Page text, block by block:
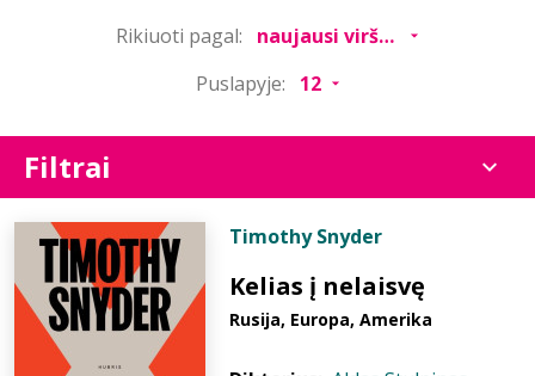
Rikiuoti pagal:
Puslapyje:
Filtrai
Timothy Snyder
Kelias į nelaisvę
Rusija, Europa, Amerika